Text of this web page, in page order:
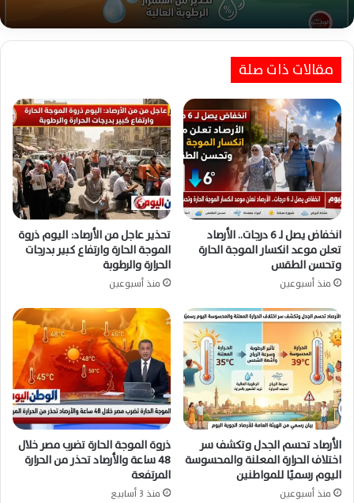
انكسار تدريجي لموجة الحر بدءًا من الثلاثاء
والأرصاد تحذر من استمرار الرطوبة
مقالات ذات صلة
انخفاض يصل لـ 6 درجات.. الأرصاد
تعلن موعد انكسار الموجة الحارة
وتحسن الطقس
منذ أسبوعين
تحذير عاجل من الأرصاد: اليوم ذروة
الموجة الحارة وارتفاع كبير بدرجات
الحرارة والرطوبة
منذ أسبوعين
الأرصاد تحسم الجدل وتكشف سر
اختلاف الحرارة المعلنة والمحسوسة
اليوم رسميًا للمواطنين
منذ أسبوعين
ذروة الموجة الحارة تضرب مصر خلال
48 ساعة والأرصاد تحذر من الحرارة
المرتفعة
منذ 3 أسابيع